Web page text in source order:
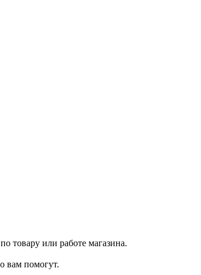
товару или работе магазина.
вам помогут.